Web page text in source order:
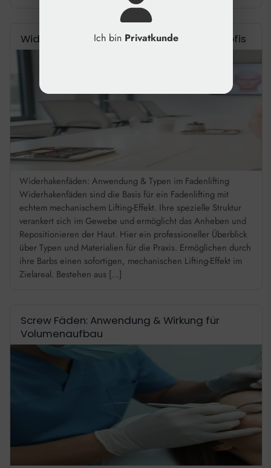
Widerhakenfäden: Effektives Lifting für Profis
Widerhakenfäden: Anwendung & Typen im Fadenlifting
Widerhakenfäden sind die Basis für ein Fadenlifting mit
echtem mechanischem Lifting-Effekt. Ihre spezielle Struktur
verankert sich im Gewebe und ermöglicht das Anheben und
Repositionieren der Haut. Hier ein professioneller Überblick
über Typen und Materialien für die Praxis. Ermöglichen durch
ihre Barbs einen sofortigen, mechanischen Lifting-Effekt im
Zielareal. Bestehen aus […]
Screw Fäden: Anwendung & Wirkung für
Volumenaufbau
Ich bin Privatkunde